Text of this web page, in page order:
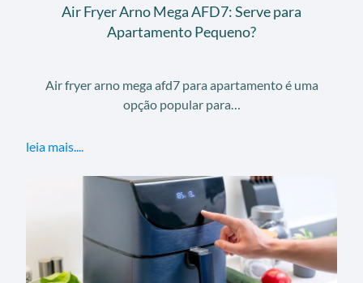
Air Fryer Arno Mega AFD7: Serve para
Apartamento Pequeno?
Air fryer arno mega afd7 para apartamento é uma
opção popular para…
leia mais....